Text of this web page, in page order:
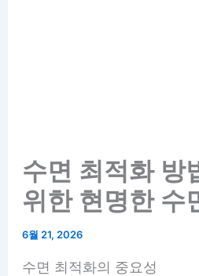
수면 최적화 방
위한 현명한 수
6월 21, 2026
수면 최적화의 중요성